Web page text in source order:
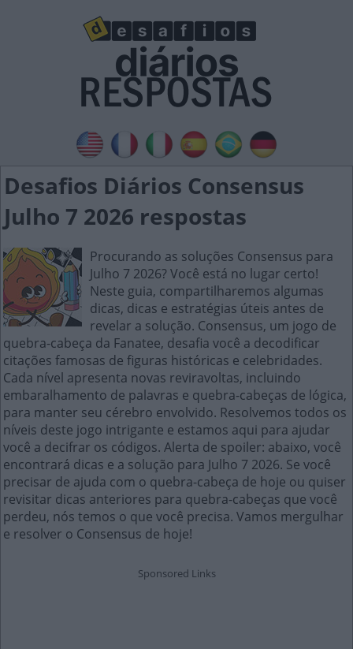
Desafios Diários Consensus
Julho 7 2026 respostas
Procurando as soluções Consensus para
Julho 7 2026? Você está no lugar certo!
Neste guia, compartilharemos algumas
dicas, dicas e estratégias úteis antes de
revelar a solução. Consensus, um jogo de
quebra-cabeça da Fanatee, desafia você a decodificar
citações famosas de figuras históricas e celebridades.
Cada nível apresenta novas reviravoltas, incluindo
embaralhamento de palavras e quebra-cabeças de lógica,
para manter seu cérebro envolvido. Resolvemos todos os
níveis deste jogo intrigante e estamos aqui para ajudar
você a decifrar os códigos. Alerta de spoiler: abaixo, você
encontrará dicas e a solução para Julho 7 2026. Se você
precisar de ajuda com o quebra-cabeça de hoje ou quiser
revisitar dicas anteriores para quebra-cabeças que você
perdeu, nós temos o que você precisa. Vamos mergulhar
e resolver o Consensus de hoje!